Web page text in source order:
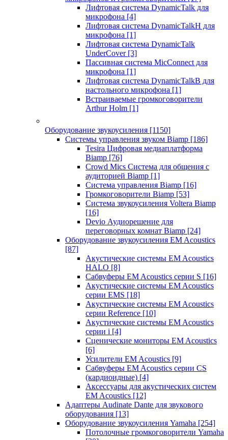
Лифтовая система DynamicTalk для
микрофона [4]
Лифтовая система DynamicTalkH для
микрофона [1]
Лифтовая система DynamicTalk
UnderCover [3]
Пассивная система MicConnect для
микрофона [1]
Лифтовая система DynamicTalkB для
настольного микрофона [1]
Встраиваемые громкоговорители
Arthur Holm [1]
Оборудование звукоусиления [1150]
Системы управления звуком Biamp [186]
Tesira Цифровая медиаплатформа
Biamp [76]
Crowd Mics Система для общения с
аудиторией Biamp [1]
Система управления Biamp [16]
Громкоговорители Biamp [53]
Система звукоусиления Voltera Biamp
[16]
Devio Аудиорешение для
переговорных комнат Biamp [24]
Оборудование звукоусиления EM Acoustics
[87]
Акустические системы EM Acoustics
HALO [8]
Сабвуферы EM Acoustics серии S [16]
Акустические системы EM Acoustics
серии EMS [18]
Акустические системы EM Acoustics
серии Reference [10]
Акустические системы EM Acoustics
серии i [4]
Сценические мониторы EM Acoustics
[6]
Усилители EM Acoustics [9]
Сабвуферы EM Acoustics серии CS
(кардиоидные) [4]
Аксессуары для акустических систем
EM Acoustics [12]
Адаптеры Audinate Dante для звукового
оборудования [13]
Оборудование звукоусиления Yamaha [254]
Потолочные громкоговорители Yamaha